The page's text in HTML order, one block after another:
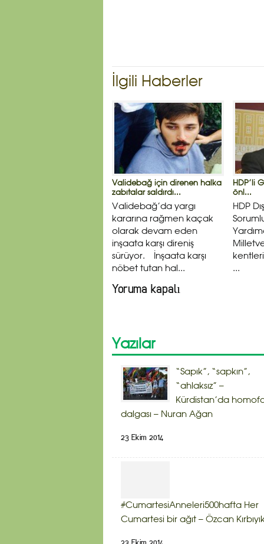
İlgili Haberler
Validebağ için direnen halka
zabıtalar saldırdı...
Validebağ’da yargı
kararına rağmen kaçak
olarak devam eden
inşaata karşı direniş
sürüyor. İnşaata karşı
nöbet tutan hal...
HDP’li
önl...
HDP
...
Yoruma kapalı
Yazılar
“Sapık”, “sapkın”,
“ahlaksız” –
Kürdistan’da
dalgası – Nuran Ağan
23 Ekim 2014
#CumartesiAnneleri500hafta Her
Cumartesi bir ağıt – Özcan